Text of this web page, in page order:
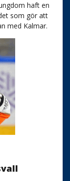
haft en
som gör att
med Kalmar.